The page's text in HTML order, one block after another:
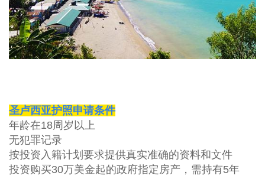
圣卢西亚护照申请条件
年龄在18周岁以上
无犯罪记录
按投资入籍计划要求提供真实准确的资料和文件
投资购买30万美金起的政府指定房产，需持有5年